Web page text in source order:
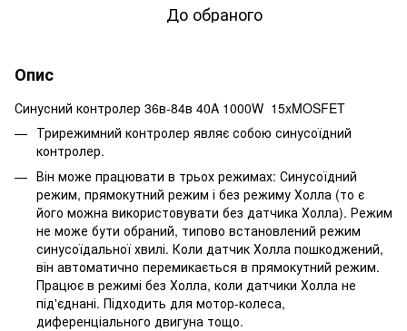
До обраного
Опис
Синусний контролер 36в-84в 40A 1000W 15xMOSFET
Трирежимний контролер являє собою синусоїдний
контролер.
Він може працювати в трьох режимах: Синусоїдний
режим, прямокутний режим і без режиму Холла (то є
його можна використовувати без датчика Холла). Режим
не може бути обраний, типово встановлений режим
синусоїдальної хвилі. Коли датчик Холла пошкоджений,
він автоматично перемикається в прямокутний режим.
Працює в режимі без Холла, коли датчики Холла не
під'єднані. Підходить для мотор-колеса,
диференціального двигуна тощо.